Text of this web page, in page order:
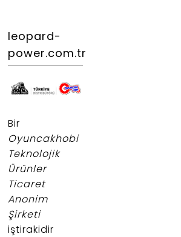
leopard-
power.com.tr
Bir
Oyuncakhobi
Teknolojik
Ürünler
Ticaret
Anonim
Şirketi
iştirakidir